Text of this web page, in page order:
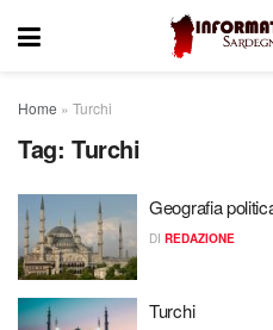
Home » Turchi
Tag: Turchi
Geografia
DI REDAZIONE
Turchi